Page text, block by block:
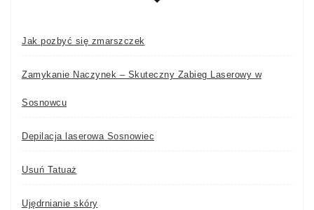
Jak pozbyć się zmarszczek
Zamykanie Naczynek – Skuteczny Zabieg Laserowy w
Sosnowcu
Depilacja laserowa Sosnowiec
Usuń Tatuaż
Ujędrnianie skóry